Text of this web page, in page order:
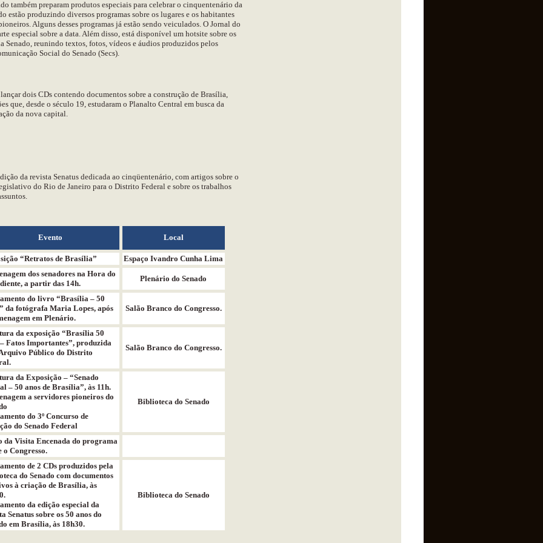
também preparam produtos especiais para celebrar o cinquentenário da
estão produzindo diversos programas sobre os lugares e os habitantes
Alguns desses programas já estão sendo veiculados. O Jornal do
especial sobre a data. Além disso, está disponível um hotsite sobre os
Senado, reunindo textos, fotos, vídeos e áudios produzidos pelos
Social do Senado (Secs).
dois CDs contendo documentos sobre a construção de Brasília,
que, desde o século 19, estudaram o Planalto Central em busca da
da nova capital.
da revista Senatus dedicada ao cinqüentenário, com artigos sobre o
do Rio de Janeiro para o Distrito Federal e sobre os trabalhos
Evento Local
“Retratos de Brasília”
Espaço Ivandro Cunha Lima
dos senadores na Hora do
a partir das 14h.
Plenário do Senado
do livro “Brasília – 50
da fotógrafa Maria Lopes, após
em Plenário.
Salão Branco do Congresso.
da exposição “Brasília 50
Fatos Importantes”, produzida
Público do Distrito
Salão Branco do Congresso.
da Exposição – “Senado
– 50 anos de Brasília”, às 11h.
a servidores pioneiros do
do 3º Concurso de
do Senado Federal
Biblioteca do Senado
da Visita Encenada do programa
o Congresso.
de 2 CDs produzidos pela
do Senado com documentos
à criação de Brasília, às
da edição especial da
Senatus sobre os 50 anos do
em Brasília, às 18h30.
Biblioteca do Senado